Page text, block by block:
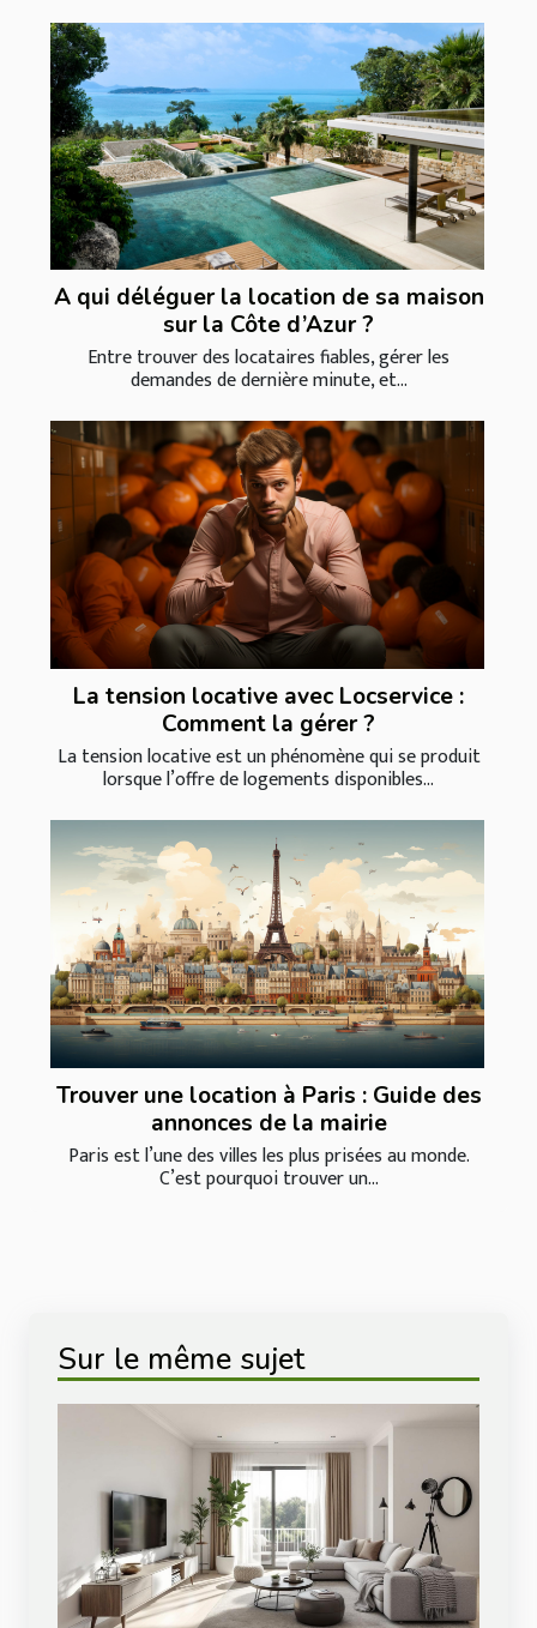
A qui déléguer la location de sa maison
sur la Côte d’Azur ?
Entre trouver des locataires fiables, gérer les
demandes de dernière minute, et...
La tension locative avec Locservice :
Comment la gérer ?
La tension locative est un phénomène qui se produit
lorsque l’offre de logements disponibles...
Trouver une location à Paris : Guide des
annonces de la mairie
Paris est l’une des villes les plus prisées au monde.
C’est pourquoi trouver un...
Sur le même sujet